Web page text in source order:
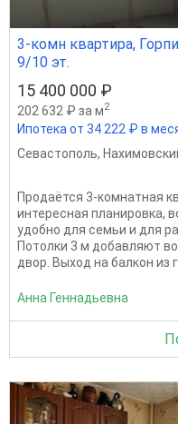
3-комн квартира,
9/10 эт.
15 400 000 ₽
202 632 ₽ за м2
Ипотека от 34 222 ₽ в
Севастополь,
Продаётся 3‑комнатная
интересная планировка,
удобно для семьи и для
Потолки 3 м добавляют
двор. Выход на балкон из
Анна Геннадьевна